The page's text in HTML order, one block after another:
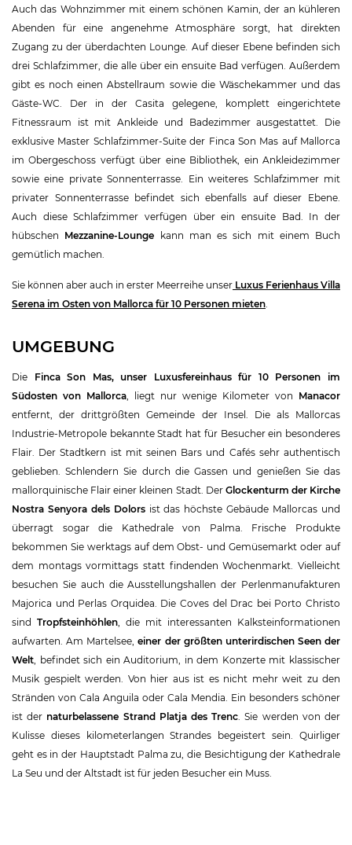
Auch das Wohnzimmer mit einem schönen Kamin, der an kühleren
Abenden für eine angenehme Atmosphäre sorgt, hat direkten
Zugang zu der überdachten Lounge. Auf dieser Ebene befinden sich
drei Schlafzimmer, die alle über ein ensuite Bad verfügen. Außerdem
gibt es noch einen Abstellraum sowie die Wäschekammer und das
Gäste-WC. Der in der Casita gelegene, komplett eingerichtete
Fitnessraum ist mit Ankleide und Badezimmer ausgestattet. Die
exklusive Master Schlafzimmer-Suite der Finca Son Mas auf Mallorca
im Obergeschoss verfügt über eine Bibliothek, ein Ankleidezimmer
sowie eine private Sonnenterrasse. Ein weiteres Schlafzimmer mit
privater Sonnenterrasse befindet sich ebenfalls auf dieser Ebene.
Auch diese Schlafzimmer verfügen über ein ensuite Bad. In der
hübschen Mezzanine-Lounge kann man es sich mit einem Buch
gemütlich machen.
Sie können aber auch in erster Meerreihe unser Luxus Ferienhaus Villa
Serena im Osten von Mallorca für 10 Personen mieten
UMGEBUNG
Die Finca Son Mas, unser Luxusfereinhaus für 10 Personen im
Südosten von Mallorca , liegt nur wenige Kilometer von Manacor
entfernt, der drittgrößten Gemeinde der Insel. Die als Mallorcas
Industrie-Metropole bekannte Stadt hat für Besucher ein besonderes
Flair. Der Stadtkern ist mit seinen Bars und Cafés sehr authentisch
geblieben. Schlendern Sie durch die Gassen und genießen Sie das
mallorquinische Flair einer kleinen Stadt. Der Glockenturm der Kirche
Nostra Senyora dels Dolorsist das höchste Gebäude Mallorcas und
überragt sogar die Kathedrale von Palma. Frische Produkte
bekommen Sie werktags auf dem Obst- und Gemüsemarkt oder auf
dem montags vormittags statt findenden Wochenmarkt. Vielleicht
besuchen Sie auch die Ausstellungshallen der Perlenmanufakturen
Majorica und Perlas Orquidea. Die Coves del Drac bei Porto Christo
sind Tropfsteinhöhlen , die mit interessanten Kalksteinformationen
aufwarten. Am Martelsee, einer der größten unterirdischen Seen der
Welt , befindet sich ein Auditorium, in dem Konzerte mit klassischer
Musik gespielt werden. Von hier aus ist es nicht mehr weit zu den
Stränden von Cala Anguila oder Cala Mendia. Ein besonders schöner
ist der naturbelassene Strand Platja des Trenc . Sie werden von der
Kulisse dieses kilometerlangen Strandes begeistert sein. Quirliger
geht es in der Hauptstadt Palma zu, die Besichtigung der Kathedrale
La Seu und der Altstadt ist für jeden Besucher ein Muss.